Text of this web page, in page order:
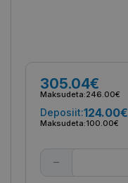
305.04€
Maksudeta:246.00€
Deposiit:124.00€
Maksudeta:100.00€